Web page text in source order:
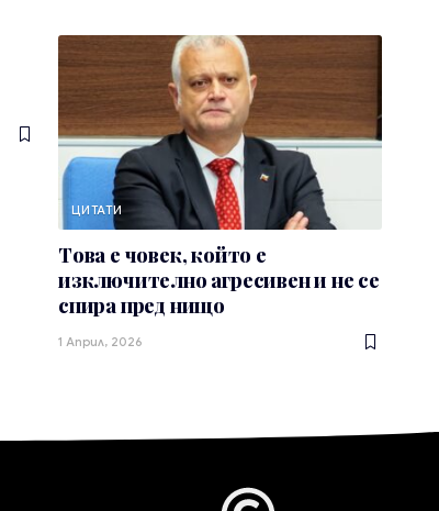
ЦИТАТИ
Това е човек, който е
изключително агресивен и не се
спира пред нищо
1 Април, 2026